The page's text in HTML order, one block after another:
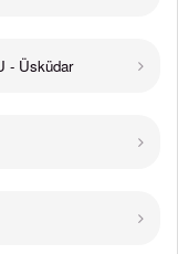
- Üsküdar